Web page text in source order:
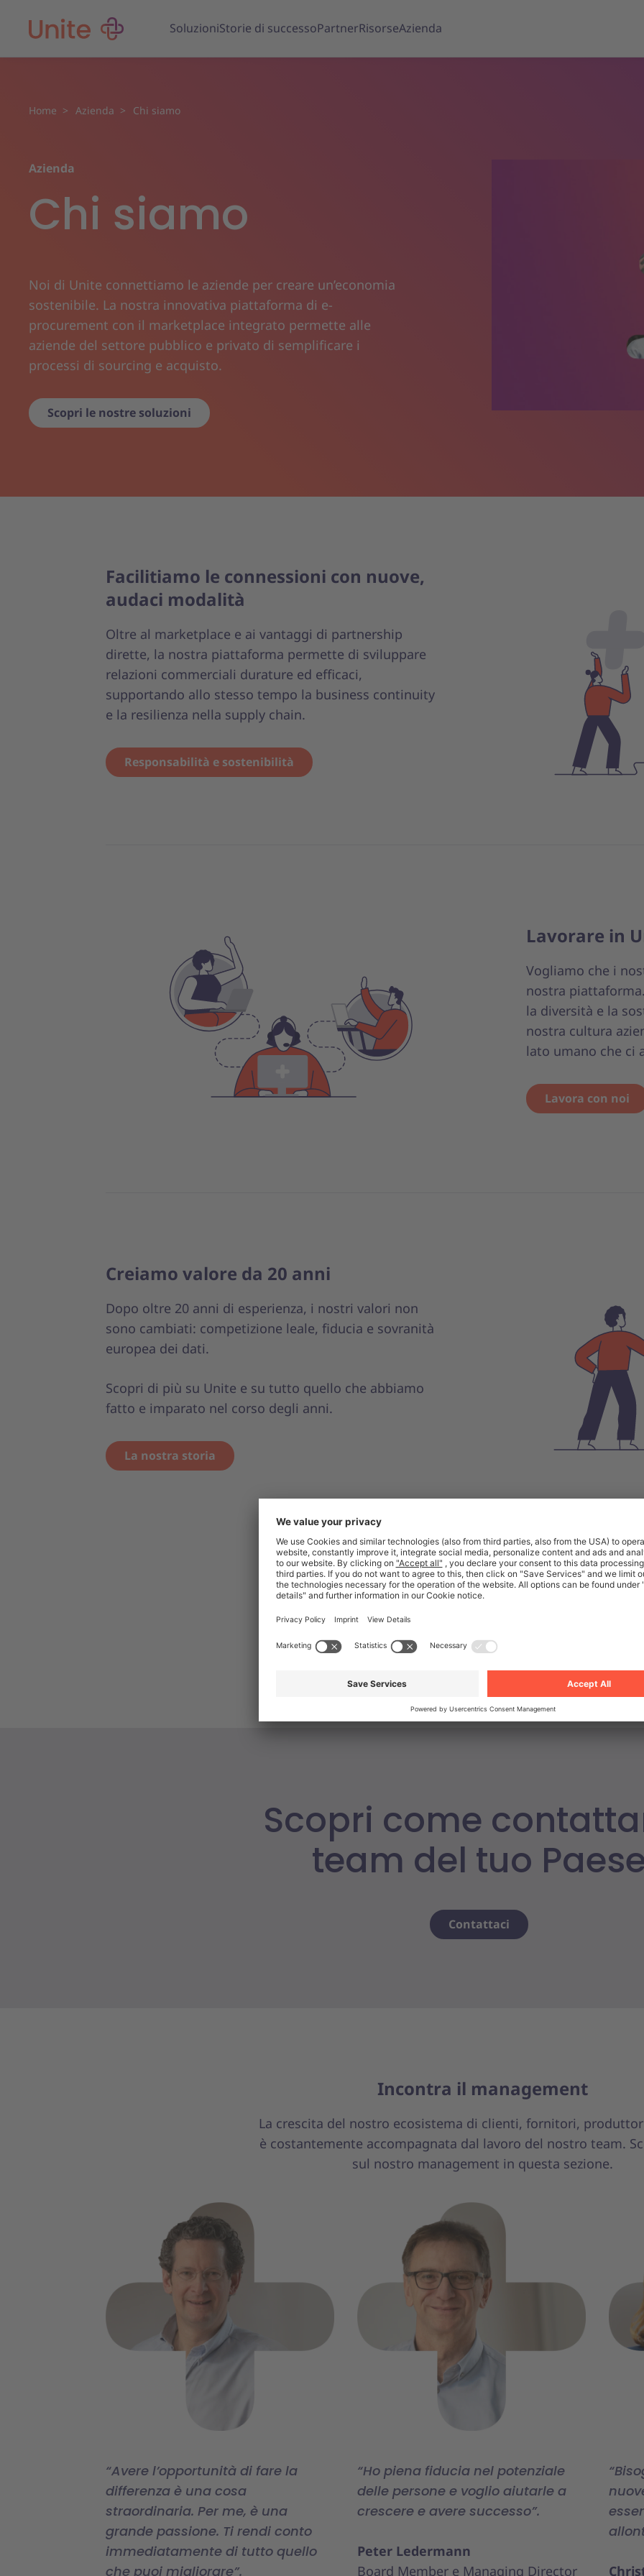
SoluzioniStorie di successoPartnerRisorseAzienda
Home Azienda Chi siamo
Azienda
Chi siamo
Noi di Unite connettiamo le aziende per creare un’economia
sostenibile. La nostra innovativa piattaforma di e-
procurement con il marketplace integrato permette alle
aziende del settore pubblico e privato di semplificare i
processi di sourcing e acquisto.
Scopri le nostre soluzioni
Facilitiamo le connessioni con nuove,
audaci modalità
Oltre al marketplace e ai vantaggi di partnership
dirette, la nostra piattaforma permette di sviluppare
relazioni commerciali durature ed efficaci,
supportando allo stesso tempo la business continuity
e la resilienza nella supply chain.
Responsabilità e sostenibilità
Lavorare in
Vogliamo che i
nostra
la diversità e la
nostra cultura
lato umano che ci
Lavora con noi
Creiamo valore da 20 anni
Dopo oltre 20 anni di esperienza, i nostri valori non
sono cambiati: competizione leale, fiducia e sovranità
europea dei dati.
Scopri di più su Unite e su tutto quello che abbiamo
fatto e imparato nel corso degli anni.
La nostra storia
Colleghiamo le aziende di tutta
La nostra sede centrale è a Lipsia (Germania), ma siamo
un cambiamento duraturo, trasformare il commercio B2B e
economie locali.
Scopri come
team del tuo
Contattaci
Incontra il management
La crescita del nostro ecosistema di clienti, fornitori,
è costantemente accompagnata dal lavoro del nostro team.
sul nostro management in questa sezione.
“Avere l’opportunità di fare la
differenza è una cosa
straordinaria. Per me, è una
grande passione. Ti rendi conto
immediatamente di tutto quello
che puoi migliorare”.
“Ho piena fiducia nel potenziale
delle persone e voglio aiutarle a
crescere e avere successo”.
Peter Ledermann
Board Member e Managing Director